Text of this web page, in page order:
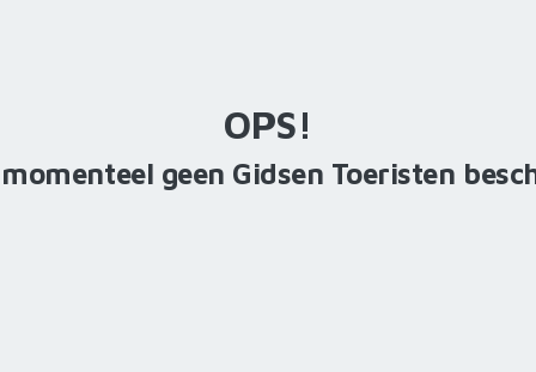
OPS!
geen Gidsen Toeristen